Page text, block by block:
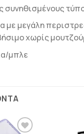
συνηθισμένους
με μεγάλη
χωρίς
μπλε